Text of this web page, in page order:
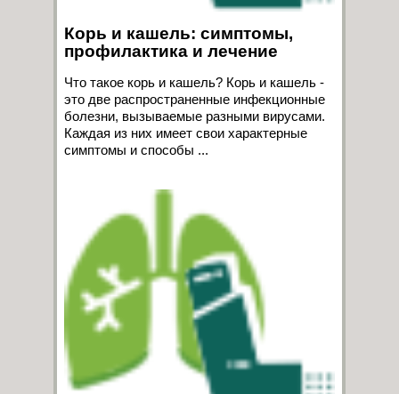
Корь и кашель: симптомы,
профилактика и лечение
Что такое корь и кашель? Корь и кашель -
это две распространенные инфекционные
болезни, вызываемые разными вирусами.
Каждая из них имеет свои характерные
симптомы и способы ...